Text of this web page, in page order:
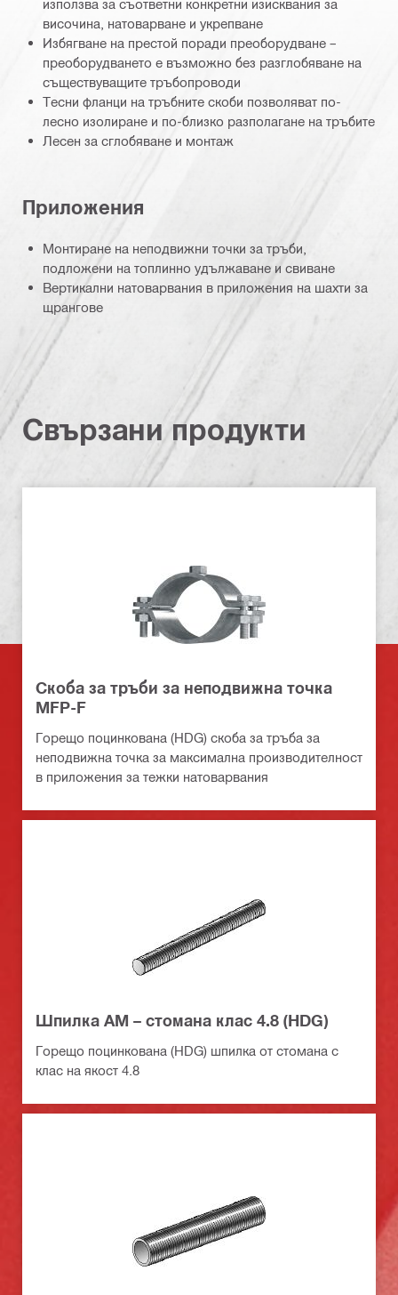
използва за съответни конкретни изисквания за
височина, натоварване и укрепване
Избягване на престой поради преоборудване –
преоборудването е възможно без разглобяване на
съществуващите тръбопроводи
Тесни фланци на тръбните скоби позволяват по-
лесно изолиране и по-близко разполагане на тръбите
Лесен за сглобяване и монтаж
Приложения
Монтиране на неподвижни точки за тръби,
подложени на топлинно удължаване и свиване
Вертикални натоварвания в приложения на шахти за
щрангове
Свързани продукти
Скоба за тръби за неподвижна точка
MFP-F
Горещо поцинкована (HDG) скоба за тръба за
неподвижна точка за максимална производителност
в приложения за тежки натоварвания
Шпилка AM – стомана клас 4.8 (HDG)
Горещо поцинкована (HDG) шпилка от стомана с
клас на якост 4.8